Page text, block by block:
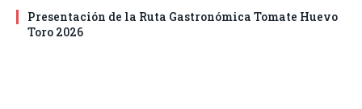
Presentación de la Ruta Gastronómica Tomate Huevo
Toro 2026